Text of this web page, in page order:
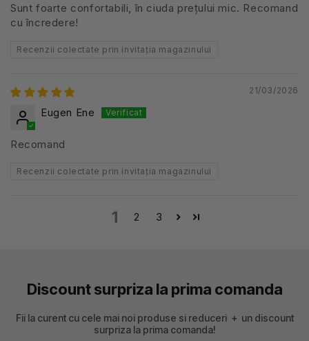
Sunt foarte confortabili, în ciuda prețului mic. Recomand
cu încredere!
Recenzii colectate prin invitația magazinului
21/03/2026
Eugen Ene
Recomand
Recenzii colectate prin invitația magazinului
1 2 3
Discount surpriza la prima comanda
Fii la curent cu cele mai noi produse si reduceri + un discount
surpriza la prima comanda!